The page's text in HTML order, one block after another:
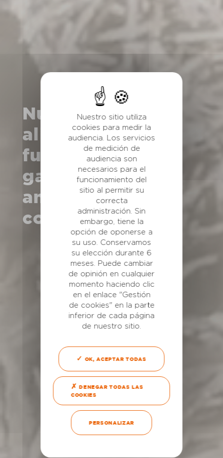
Nutracéuticos y
alimentos
funcionales para
ganado y
animales de
compañía
Nuestro sitio utiliza
cookies para medir la
audiencia. Los servicios
de medición de
audiencia son
necesarios para el
funcionamiento del
sitio al permitir su
correcta
administración. Sin
embargo, tiene la
opción de oponerse a
su uso. Conservamos
su elección durante 6
meses. Puede cambiar
de opinión en cualquier
momento haciendo clic
en el enlace "Gestión
de cookies" en la parte
inferior de cada página
de nuestro sitio.
OK, ACEPTAR TODAS
DENEGAR TODAS LAS
COOKIES
PERSONALIZAR